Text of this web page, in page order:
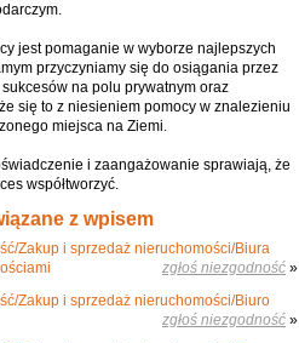
jest pomaganie w wyborze najlepszych
przyczyniamy się do osiągania przez
na polu prywatnym oraz
się to z niesieniem pomocy w znalezieniu
miejsca na Ziemi.
i zaangażowanie sprawiają, że
współtworzyć.
z wpisem
Zakup i sprzedaż nieruchomości/Biura
zgłoś niezgodność »
Zakup i sprzedaż nieruchomości/Biuro
zgłoś niezgodność »